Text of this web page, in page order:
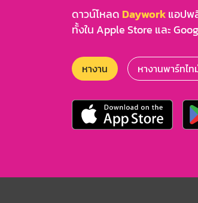
ดาวน์โหลด Dayworkแอปพ
ทั้งใน Apple Store และ
หางาน หางานพาร์ทไท